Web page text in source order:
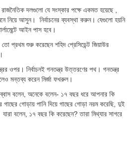
রাজনৈতিক দলগুলো যে সংস্কার পক্ষে একমত হয়েছে ,
নিয়ে আসুন। নির্বাচনের ব্যবস্থা করুন। যেগুলো হয়নি
আইন পাস হবে।
তো প্রথম শুরু করেছেন শহিদ প্রেসিডেন্ট জিয়াউর
ওপর। নির্বাচনই গনতন্ত্র উত্তরণের পথ। গনতন্ত্র
মন্তব্য করেন মির্জা ফখরুল।
বলেন, অনেকে বলেন- ১৭ বছর ধরে আপনার কি
গোড়ায় পানি দিয়ে গাছের গোড়া নরম করেছি, দুই
যারা বলেন, ১৭ বছর কি করেছেন? তারা মিথ্যার সাগরে